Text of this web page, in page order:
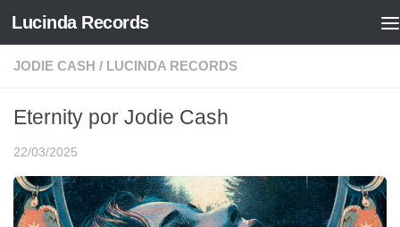
Saltar al contenido
Lucinda Records
JODIE CASH / LUCINDA RECORDS
Eternity por Jodie Cash
22/03/2025